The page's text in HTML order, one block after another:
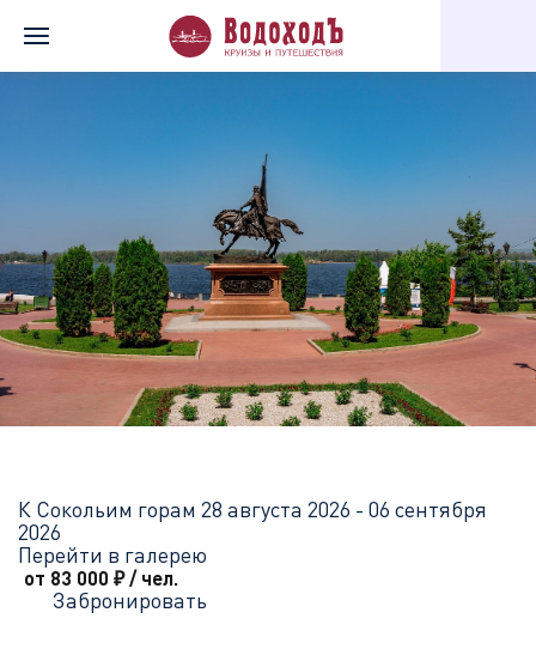
К Сокольим горам 28 августа 2026 - 06 сентября
2026
Перейти в галерею
от 83 000 ₽/ чел.
Забронировать